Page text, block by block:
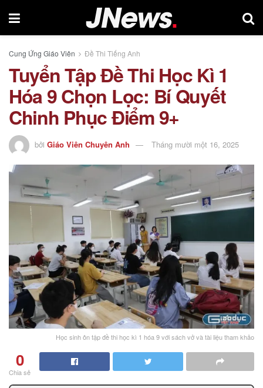
Cung Ứng Giáo Viên Đề Thi Tiếng Anh
Tuyển Tập Đề Thi Học Kì 1
Hóa 9 Chọn Lọc: Bí Quyết
Chinh Phục Điểm 9+
bởi Giáo Viên Chuyên Anh Tháng mười một 16, 2025
Học sinh ôn tập đề thi học kì 1 hóa 9 với sách vở và tài liệu tham khảo
0
Chia sẻ